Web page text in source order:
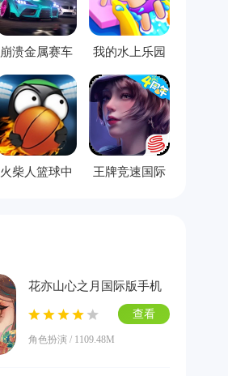
崩溃金属赛车
中文版
我的水上乐园
模拟器
火柴人篮球中
王牌竞速国际
花亦山心之月国际版手机
版下载
角色扮演 / 1109.48M
查看